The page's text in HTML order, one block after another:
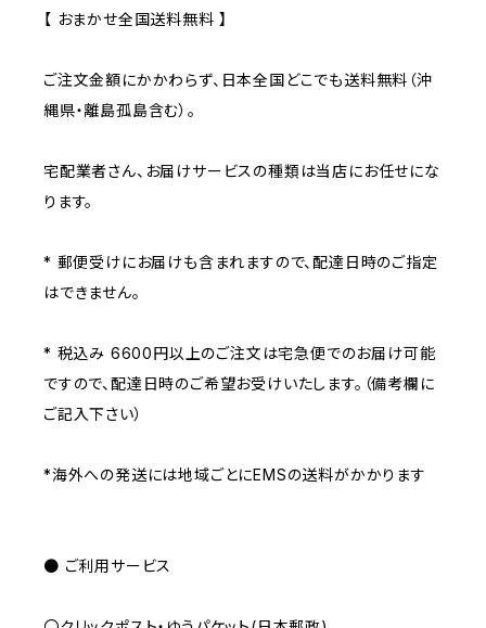
【 おまかせ全国送料無料 】
ご注文金額にかかわらず、日本全国どこでも送料無料（沖
縄県・離島孤島含む）。
宅配業者さん、お届けサービスの種類は当店にお任せにな
ります。
* 郵便受けにお届けも含まれますので、配達日時のご指定
はできません。
* 税込み 6600円以上のご注文は宅急便でのお届け可能
ですので、配達日時のご希望お受けいたします。（備考欄に
ご記入下さい）
*海外への発送には地域ごとにEMSの送料がかかります
● ご利用サービス